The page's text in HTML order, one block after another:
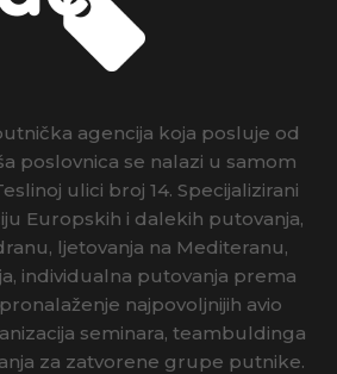
agencija koja posluje od
poslovnica se nalazi u samom
ulici broj 14. Specijalizirani
Europskih i dalekih putovanja,
ljetovanja na Mediteranu,
individualna putovanja prema
najpovoljnijih avio
seminara, teambuldinga
za zatvorene grupe putnike.